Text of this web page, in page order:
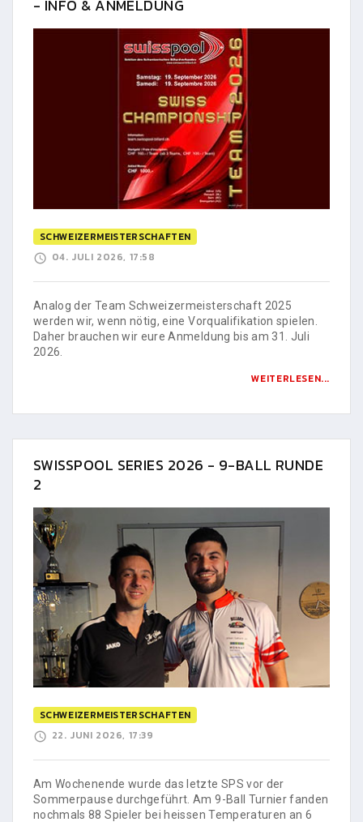
- INFO & ANMELDUNG
SCHWEIZERMEISTERSCHAFTEN
04. JULI 2026, 17:58
Analog der Team Schweizermeisterschaft 2025
werden wir, wenn nötig, eine Vorqualifikation spielen.
Daher brauchen wir eure Anmeldung bis am 31. Juli
2026.
WEITERLESEN...
SWISSPOOL SERIES 2026 - 9-BALL RUNDE
2
SCHWEIZERMEISTERSCHAFTEN
22. JUNI 2026, 17:39
Am Wochenende wurde das letzte SPS vor der
Sommerpause durchgeführt. Am 9-Ball Turnier fanden
nochmals 88 Spieler bei heissen Temperaturen an 6